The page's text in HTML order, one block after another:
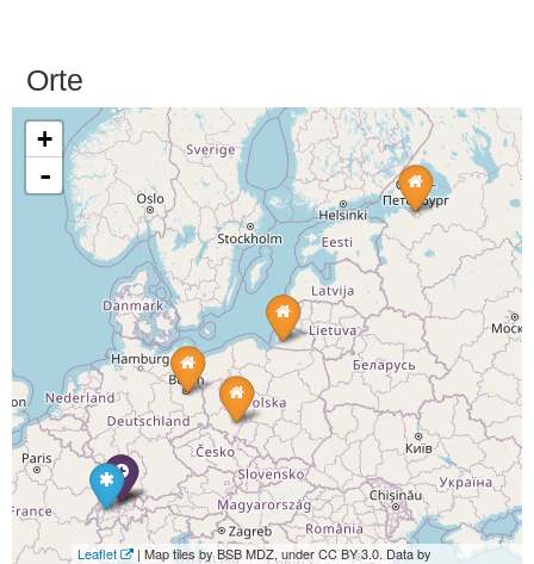
Orte
+
-
Leaflet
| Map tiles by BSB MDZ, under CC BY 3.0. Data by